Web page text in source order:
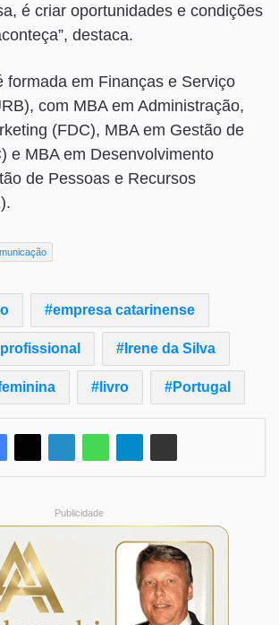
é criar oportunidades e condições
destaca.
formada em Finanças e Serviço
com MBA em Administração,
(FDC), MBA em Gestão de
e MBA em Desenvolvimento
de Pessoas e Recursos
empresa catarinense
Irene da Silva
livro Portugal
Publicidade